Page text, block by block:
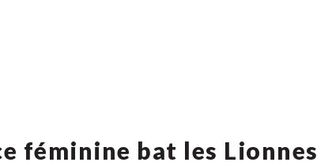
féminine bat les Lionnes